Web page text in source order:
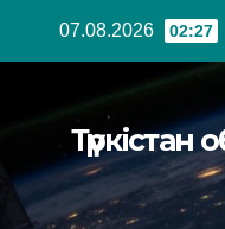
07.08.2026 02:27